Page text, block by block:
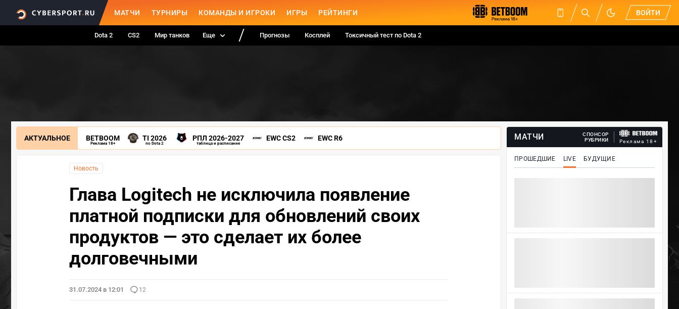
МАТЧИ ТУРНИРЫ КОМАНДЫ И ИГРОКИ ИГРЫ РЕЙТИНГИ ВОЙТИ
Dota 2 CS2 Мир танков Еще Прогнозы Косплей Токсичный тест по Dota 2
АКТУАЛЬНОЕ BETBOOM
Реклама 18+
TI 2026
по Dota 2
РПЛ 2026-2027
таблица и расписание
EWC CS2 EWC R6
Новость
Глава Logitech не исключила появление
платной подписки для обновлений своих
продуктов — это сделает их более
долговечными
31.07.2024 в 12:01 12
МАТЧИ
СПОНСОР
РУБРИКИ
Реклама 18+
ПРОШЕДШИЕ LIVE БУДУЩИЕ